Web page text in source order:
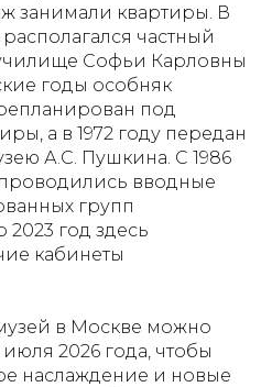
занимали квартиры. В
располагался частный
Софьи Карловны
годы особняк
под
а в 1972 году передан
А.С. Пушкина. С 1986
проводились вводные
групп
2023 год здесь
кабинеты
в Москве можно
июля 2026 года, чтобы
наслаждение и новые